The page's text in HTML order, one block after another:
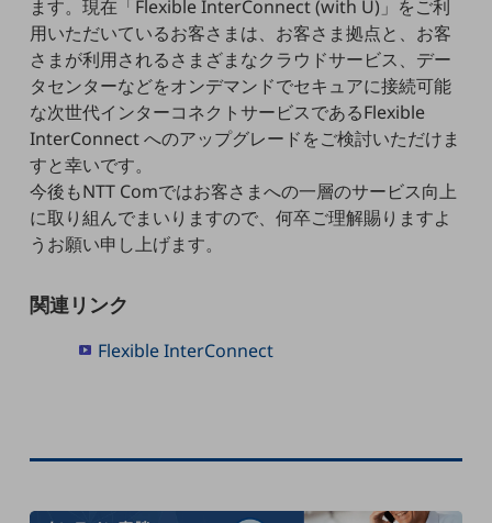
業務支援・マーケティング
災害対策・BCP
課題・ニーズで探す
課題・ニーズで探すTOP
コミュニケーション・情報共有
マーケティング
業務効率化
災害対策
遠隔監視
ます。現在「Flexible InterConnect (with U)」をご利
用いただいているお客さまは、お客さま拠点と、お客
さまが利用されるさまざまなクラウドサービス、デー
タセンターなどをオンデマンドでセキュアに接続可能
な次世代インターコネクトサービスであるFlexible
InterConnect へのアップグレードをご検討いただけま
すと幸いです。
今後もNTT Comではお客さまへの一層のサービス向上
に取り組んでまいりますので、何卒ご理解賜りますよ
うお願い申し上げます。
関連リンク
Flexible InterConnect